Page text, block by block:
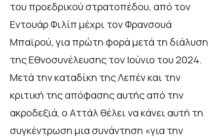
του προεδρικού στρατοπέδου, από τον
Εντουάρ Φιλίπ μέχρι τον Φρανσουά
Μπαϊρού, για πρώτη φορά μετά τη διάλυση
της Εθνοσυνέλευσης τον Ιούνιο του 2024.
Μετά την καταδίκη της Λεπέν και την
κριτική της απόφασης αυτής από την
ακροδεξιά, ο Αττάλ θέλει να κάνει αυτή τη
συγκέντρωση μια συνάντηση «για την